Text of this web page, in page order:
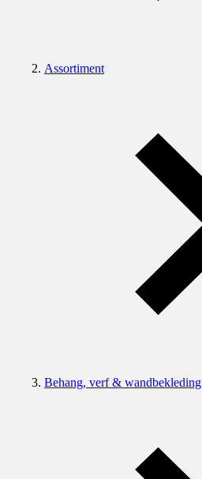
Assortiment
Behang, verf & wandbekleding